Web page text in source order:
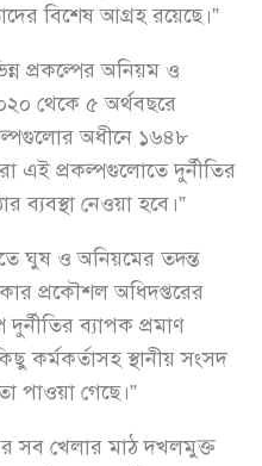
বিশেষ আগ্রহ রয়েছে।”
প্রকল্পের অনিয়ম ও
থেকে ৫ অর্থবছরে
অধীনে ১৬৪৮
এই প্রকল্পগুলোতে দুর্নীতির
ব্যবস্থা নেওয়া হবে।”
ঘুষ ও অনিয়মের তদন্ত
প্রকৌশল অধিদপ্তরের
দুর্নীতির ব্যাপক প্রমাণ
কর্মকর্তাসহ স্থানীয় সংসদ
পাওয়া গেছে।”
সব খেলার মাঠ দখলমুক্ত